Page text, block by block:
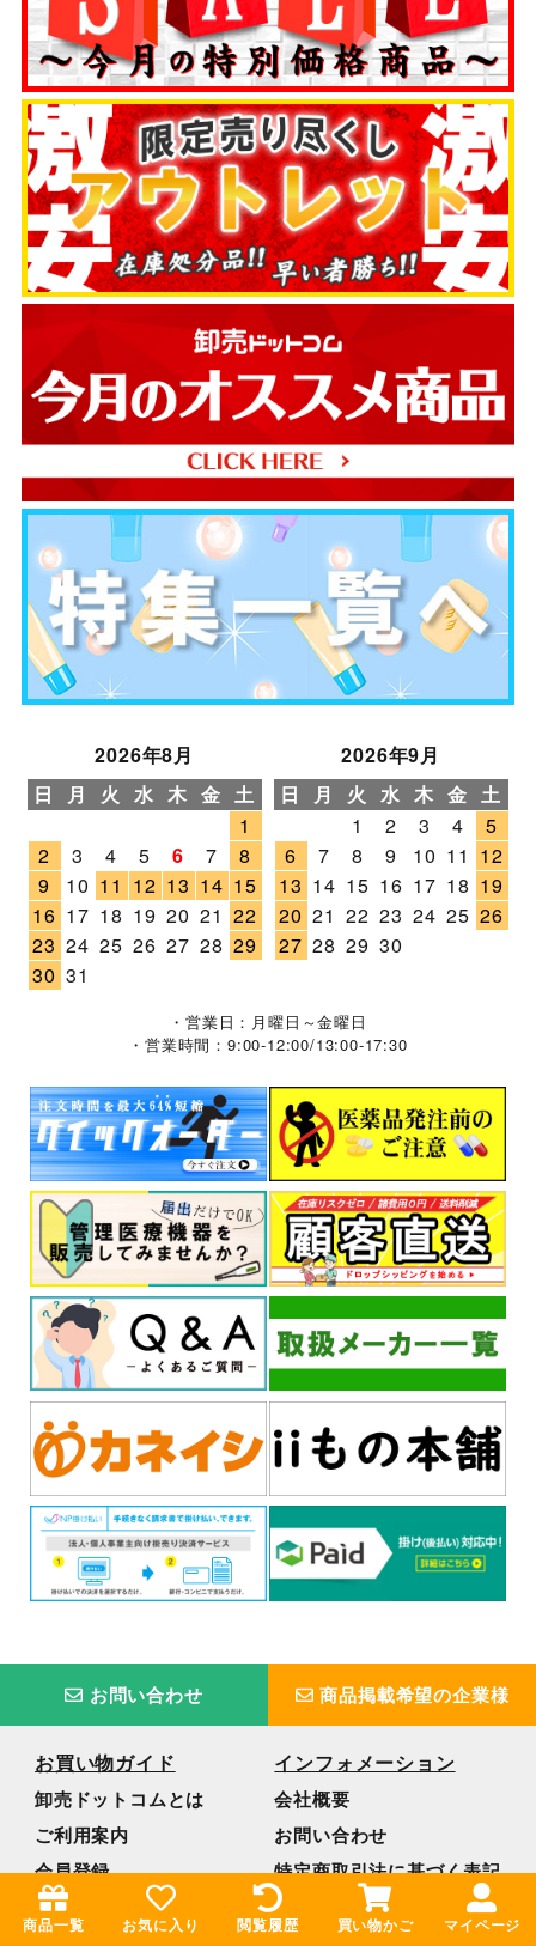
2026年8月
日
月 火 水 木 金 土
1
2
3 4 5 6 7
8
9
10 11 12 13 14 15
16 17 18 19 20 21 22
23 24 25 26 27 28 29
30 31
2026年9月
日
月 火 水 木 金 土
1
2 3 4
5
6
7 8 9 10 11 12
13 14 15 16 17 18 19
20 21 22 23 24 25 26
27 28 29 30
・営業日：月曜日～金曜日
・営業時間：9:00-12:00/13:00-17:30
お問い合わせ 商品掲載希望の企業様
お買い物ガイド
卸売ドットコムとは
ご利用案内
会員登録
商品一覧
インフォメーション
会社概要
お問い合わせ
特定商取引法に基づく表記
プライバシーポリシー
商品一覧 お気に入り 閲覧履歴 買い物かご マイページ